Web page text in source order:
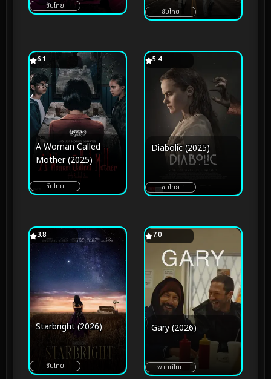
ซับไทย
ซับไทย
6.1
A Woman Called
Mother (2025)
ซับไทย
5.4
Diabolic (2025)
ซับไทย
3.8
Starbright (2026)
ซับไทย
7.0
Gary (2026)
พากย์ไทย